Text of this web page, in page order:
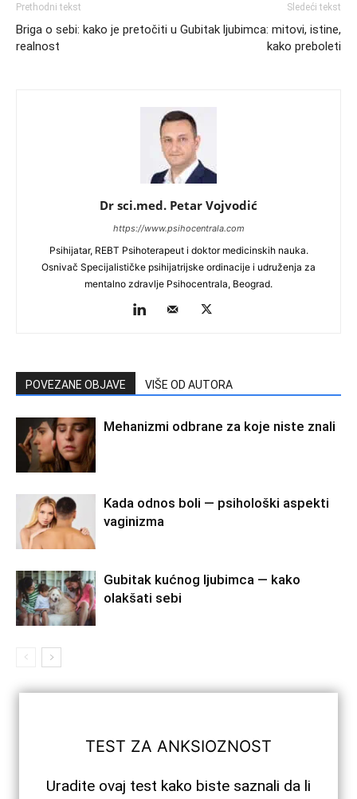
Prethodni tekst
Briga o sebi: kako je pretočiti u
realnost
Sledeći tekst
Gubitak ljubimca: mitovi, istine,
kako preboleti
Dr sci.med. Petar Vojvodić
https://www.psihocentrala.com
Psihijatar, REBT Psihoterapeut i doktor medicinskih nauka.
Osnivač Specijalističke psihijatrijske ordinacije i udruženja za
mentalno zdravlje Psihocentrala, Beograd.
POVEZANE OBJAVE VIŠE OD AUTORA
Mehanizmi odbrane za koje niste znali
Kada odnos boli — psihološki aspekti
vaginizma
Gubitak kućnog ljubimca — kako
olakšati sebi
TEST ZA ANKSIOZNOST
Uradite ovaj test kako biste saznali da li